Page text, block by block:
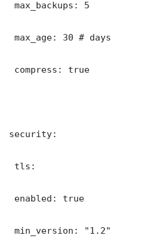
max_backups: 5
max_age: 30 # days
compress: true
security:
tls:
enabled: true
min_version: "1.2"